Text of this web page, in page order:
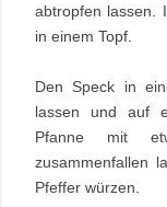
abtropfen lassen.
in einem Topf.
Den Speck in
lassen und auf
Pfanne mit
zusammenfallen
Pfeffer würzen.